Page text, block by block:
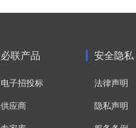
必联产品
电子招投标
供应商
安全隐私
法律声明
隐私声明